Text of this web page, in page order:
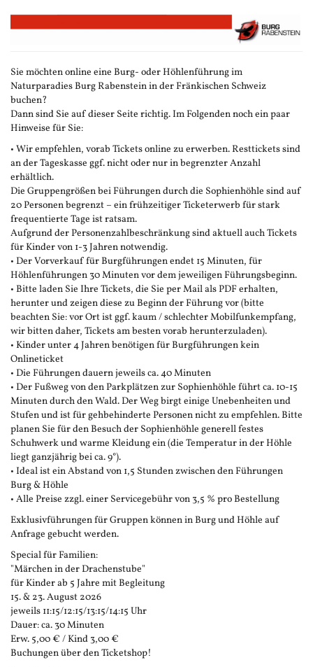
Zum
Haupt-
Sie möchten online eine Burg- oder Höhlenführung im
Naturparadies Burg Rabenstein in der Fränkischen Schweiz
buchen?
Dann sind Sie auf dieser Seite richtig. Im Folgenden noch ein paar
Hinweise für Sie:
• Wir empfehlen, vorab Tickets online zu erwerben. Resttickets sind
an der Tageskasse ggf. nicht oder nur in begrenzter Anzahl
erhältlich.
Die Gruppengrößen bei Führungen durch die Sophienhöhle sind auf
20 Personen begrenzt – ein frühzeitiger Ticketerwerb für stark
frequentierte Tage ist ratsam.
Aufgrund der Personenzahlbeschränkung sind aktuell auch Tickets
für Kinder von 1-3 Jahren notwendig.
• Der Vorverkauf für Burgführungen endet 15 Minuten, für
Höhlenführungen 30 Minuten vor dem jeweiligen Führungsbeginn.
• Bitte laden Sie Ihre Tickets, die Sie per Mail als PDF erhalten,
herunter und zeigen diese zu Beginn der Führung vor (bitte
beachten Sie: vor Ort ist ggf. kaum / schlechter Mobilfunkempfang,
wir bitten daher, Tickets am besten vorab herunterzuladen).
• Kinder unter 4 Jahren benötigen für Burgführungen kein
Onlineticket
• Die Führungen dauern jeweils ca. 40 Minuten
• Der Fußweg von den Parkplätzen zur Sophienhöhle führt ca. 10-15
Minuten durch den Wald. Der Weg birgt einige Unebenheiten und
Stufen und ist für gehbehinderte Personen nicht zu empfehlen. Bitte
planen Sie für den Besuch der Sophienhöhle generell festes
Schuhwerk und warme Kleidung ein (die Temperatur in der Höhle
liegt ganzjährig bei ca. 9°).
• Ideal ist ein Abstand von 1,5 Stunden zwischen den Führungen
Burg & Höhle
• Alle Preise zzgl. einer Servicegebühr von 3,5 % pro Bestellung
Exklusivführungen für Gruppen können in Burg und Höhle auf
Anfrage gebucht werden.
Special für Familien:
"Märchen in der Drachenstube"
für Kinder ab 5 Jahre mit Begleitung
15. & 23. August 2026
jeweils 11:15/12:15/13:15/14:15 Uhr
Dauer: ca. 30 Minuten
Erw. 5,00 € / Kind 3,00 €
Buchungen über den Ticketshop!